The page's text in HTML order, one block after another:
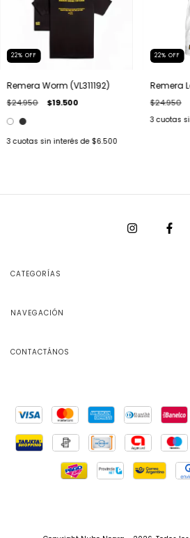
22% OFF
Remera Worm (VL311192)
$24.950 $19.500
3 cuotas sin interés de $6.500
22% OFF
Remera
$24.950
3 cuotas
CATEGORÍAS
NAVEGACIÓN
CONTACTÁNOS